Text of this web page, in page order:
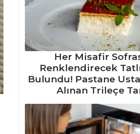
Her Misafir
Renklendirecek
Bulundu! Pastane
Alınan Trileçe